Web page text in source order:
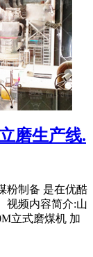
磨生产线.
粉制备 是在优酷
视频内容简介:山
立式磨煤机 加